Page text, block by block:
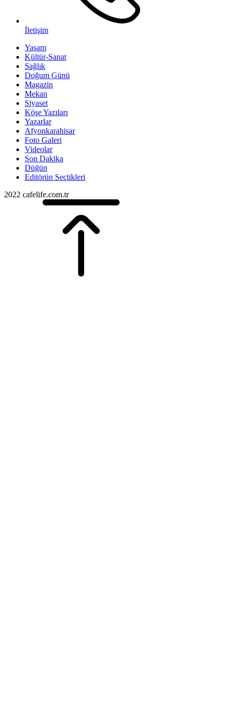
İletişim
Yaşam
Kültür-Sanat
Sağlık
Doğum Günü
Magazin
Mekan
Siyaset
Köşe Yazıları
Yazarlar
Afyonkarahisar
Foto Galeri
Videolar
Son Dakika
Düğün
Editörün Seçtikleri
2022 cafelife.com.tr